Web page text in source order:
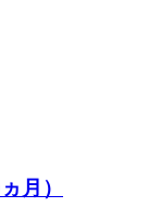
月）